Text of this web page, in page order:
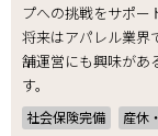
プへの挑戦をサポー
将来はアパレル業界
舗運営にも興味があ
す。
社会保険完備 産休